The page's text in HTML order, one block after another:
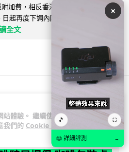
體驗。 繼續使用
我們的 Cookie 政
附加費，相反香港不斷加價】中國大
起再度下調內陸航線燃油附加費，
全文
×
🎵 ⛶
📖 詳細評測 →